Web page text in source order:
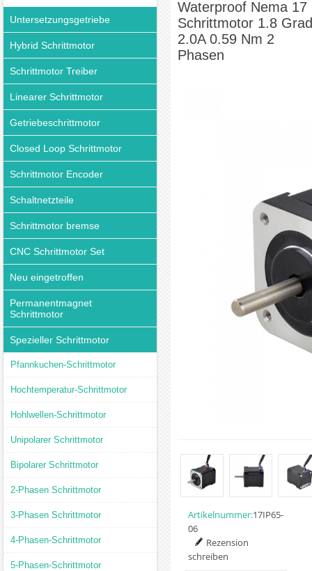
Untersetzungsgetriebe
Hybrid Schrittmotor
Schrittmotor Treiber
Linearer Schrittmotor
Getriebeschrittmotor
Closed Loop Schrittmotor
Schrittmotor Encoder
Schaltnetzteile
Schrittmotor bremse
CNC Schrittmotor Set
Neu eingetroffen
Permanentmagnet
Schrittmotor
Spezieller Schrittmotor
Pfannkuchen-Schrittmotor
Hochtemperatur-Schrittmotor
Hohlwellen-Schrittmotor
Unipolarer Schrittmotor
Bipolarer Schrittmotor
2-Phasen Schrittmotor
3-Phasen Schrittmotor
4-Phasen-Schrittmotor
5-Phasen-Schrittmotor
Waterproof Nema 17
Schrittmotor 1.8 Grad
2.0A 0.59 Nm 2
Phasen
Artikelnummer:17IP65-
06
Rezension
schreiben